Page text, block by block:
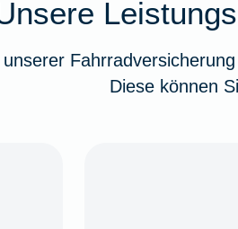
Diese können